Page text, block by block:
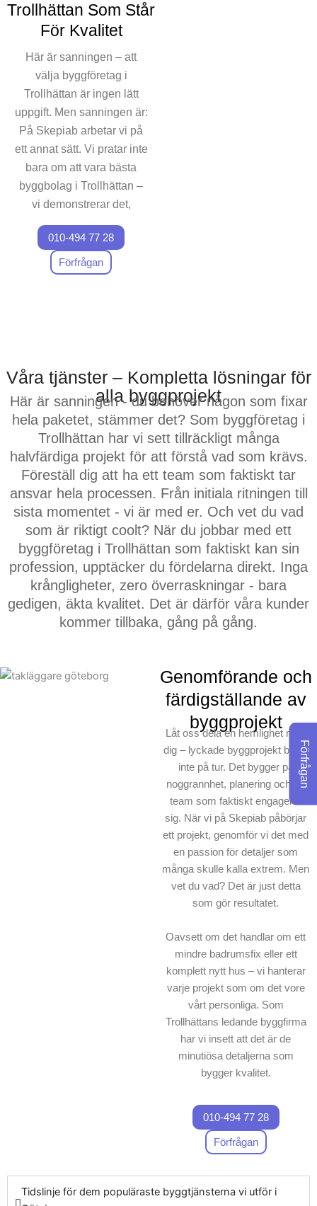
Trollhättan Som Står
För Kvalitet
Här är sanningen – att
välja byggföretag i
Trollhättan är ingen lätt
uppgift. Men sanningen är:
På Skepiab arbetar vi på
ett annat sätt. Vi pratar inte
bara om att vara bästa
byggbolag i Trollhättan –
vi demonstrerar det,
projekt efter projekt.
Föreställ dig ett team som
är fokuserade på kvalitet
och som faktiskt
Efter alla år i branschen
(och uppriktigt sagt,
mycket erfarenheter) har vi
byggt mer än bara hus – vi
har etablerat ett rykte som
det mest pålitliga
byggföretaget i Trollhättan.
Våra medarbetare och
projektledare? De tar den
extra milen. Varje. Enda.
Projekt.
Här är vad som skiljer oss
speciella: Vi betraktar ditt
projekt som ett mästerverk,
skulle ta genvägar, tar vi
010-494 77 28
Förfrågan
Förfrågan
Våra tjänster – Kompletta lösningar för
alla byggprojekt
Här är sanningen - du behöver någon som fixar
hela paketet, stämmer det? Som byggföretag i
Trollhättan har vi sett tillräckligt många
halvfärdiga projekt för att förstå vad som krävs.
Föreställ dig att ha ett team som faktiskt tar
ansvar hela processen. Från initiala ritningen till
sista momentet - vi är med er. Och vet du vad
som är riktigt coolt? När du jobbar med ett
byggföretag i Trollhättan som faktiskt kan sin
profession, upptäcker du fördelarna direkt. Inga
krångligheter, zero överraskningar - bara
gedigen, äkta kvalitet. Det är därför våra kunder
kommer tillbaka, gång på gång.
Genomförande och
färdigställande av
byggprojekt
Låt oss dela en hemlighet med
dig – lyckade byggprojekt beror
inte på tur. Det bygger på
noggrannhet, planering och ett
team som faktiskt engagerar
sig. När vi på Skepiab påbörjar
ett projekt, genomför vi det med
en passion för detaljer som
många skulle kalla extrem. Men
vet du vad? Det är just detta
som gör resultatet.
Oavsett om det handlar om ett
mindre badrumsfix eller ett
komplett nytt hus – vi hanterar
varje projekt som om det vore
vårt personliga. Som
Trollhättans ledande byggfirma
har vi insett att det är de
minutiösa detaljerna som
bygger kvalitet.
010-494 77 28
Förfrågan
Tidslinje för dem populäraste byggtjänsterna vi utför i